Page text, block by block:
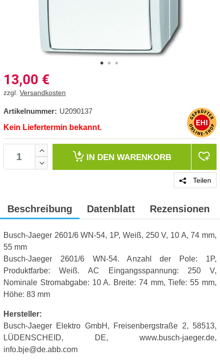
13,00 €
zzgl. Versandkosten
Artikelnummer: U2090137
Kein Liefertermin bekannt.
IN DEN WARENKORB
Teilen
Beschreibung Datenblatt Rezensionen
Busch-Jaeger 2601/6 WN-54, 1P, Weiß, 250 V, 10 A, 74 mm,
55 mm
Busch-Jaeger 2601/6 WN-54. Anzahl der Pole: 1P,
Produktfarbe: Weiß. AC Eingangsspannung: 250 V,
Nominale Stromabgabe: 10 A. Breite: 74 mm, Tiefe: 55 mm,
Höhe: 83 mm
Hersteller:
Busch-Jaeger Elektro GmbH, Freisenbergstraße 2, 58513,
LÜDENSCHEID, DE, www.busch-jaeger.de,
info.bje@de.abb.com